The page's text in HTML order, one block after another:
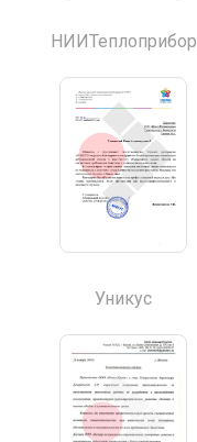
НИИТеплоприбор
Уникус